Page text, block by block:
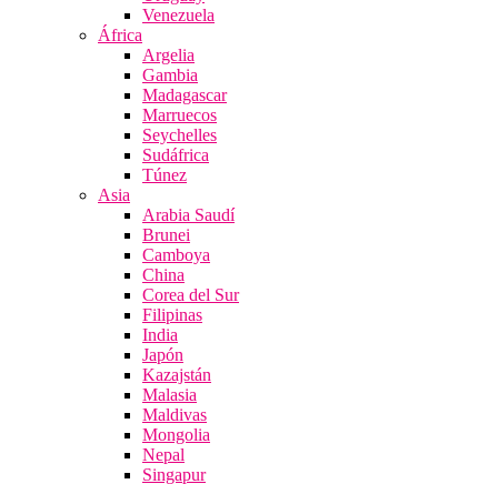
Venezuela
África
Argelia
Gambia
Madagascar
Marruecos
Seychelles
Sudáfrica
Túnez
Asia
Arabia Saudí
Brunei
Camboya
China
Corea del Sur
Filipinas
India
Japón
Kazajstán
Malasia
Maldivas
Mongolia
Nepal
Singapur